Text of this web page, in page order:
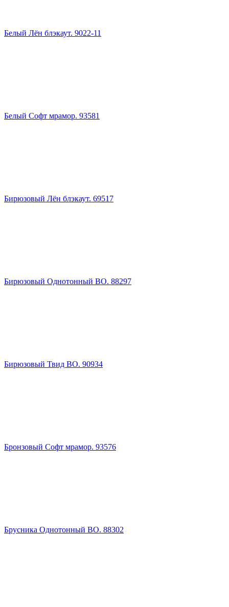
Белый Лён блэкаут. 9022-11
Белый Софт мрамор. 93581
Бирюзовый Лён блэкаут. 69517
Бирюзовый Однотонный BO. 88297
Бирюзовый Твид ВО. 90934
Бронзовый Софт мрамор. 93576
Брусника Однотонный ВО. 88302